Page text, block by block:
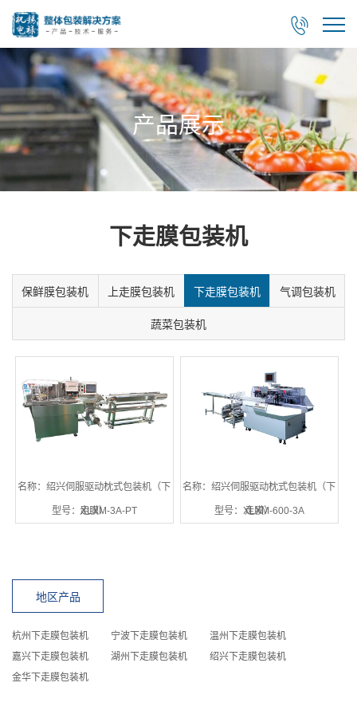

产品展示
下走膜包装机
保鲜膜包装机 上走膜包装机 下走膜包装机 气调包装机
蔬菜包装机
名称：绍兴伺服驱动枕式包装机（下
走膜）
型号：XLXM-3A-PT
名称：绍兴伺服驱动枕式包装机（下
走膜）
型号：XLXM-600-3A
地区产品
杭州下走膜包装机 宁波下走膜包装机
温州下走膜包装机
嘉兴下走膜包装机
湖州下走膜包装机
绍兴下走膜包装机
金华下走膜包装机